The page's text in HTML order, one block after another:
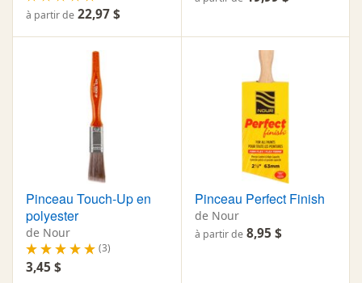
à partir de 22,97 $
Pinceau Touch-Up en
polyester
de Nour
(3)
3,45 $
Pinceau Perfect Finish
de Nour
à partir de 8,95 $